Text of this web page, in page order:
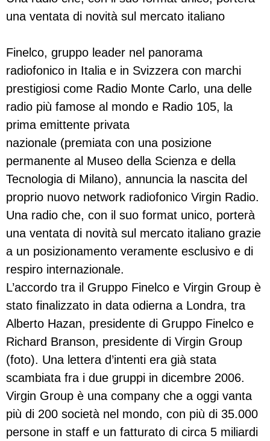
una ventata di novità sul mercato italiano
Finelco, gruppo leader nel panorama
radiofonico in Italia e in Svizzera con marchi
prestigiosi come Radio Monte Carlo, una delle
radio più famose al mondo e Radio 105, la
prima emittente privata
nazionale (premiata con una posizione
permanente al Museo della Scienza e della
Tecnologia di Milano), annuncia la nascita del
proprio nuovo network radiofonico Virgin Radio.
Una radio che, con il suo format unico, porterà
una ventata di novità sul mercato italiano grazie
a un posizionamento veramente esclusivo e di
respiro internazionale.
L’accordo tra il Gruppo Finelco e Virgin Group è
stato finalizzato in data odierna a Londra, tra
Alberto Hazan, presidente di Gruppo Finelco e
Richard Branson, presidente di Virgin Group
(foto). Una lettera d’intenti era già stata
scambiata fra i due gruppi in dicembre 2006.
Virgin Group è una company che a oggi vanta
più di 200 società nel mondo, con più di 35.000
persone in staff e un fatturato di circa 5 miliardi